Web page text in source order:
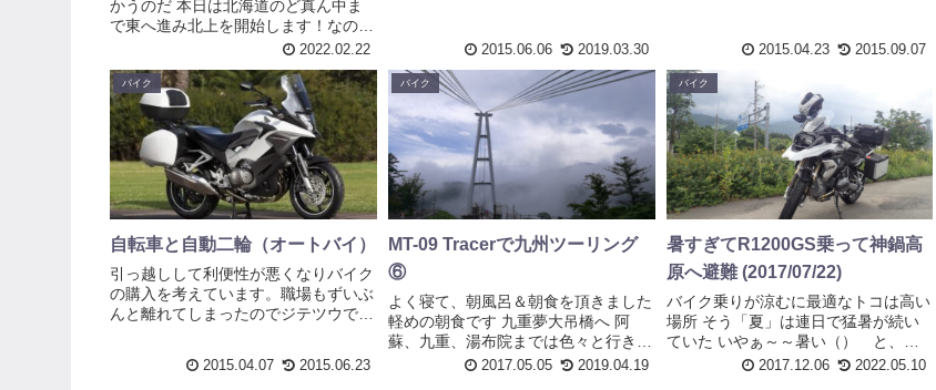
かうのだ 本日は北海道のど真ん中ま
で東へ進み北上を開始します！なので
前半はほぼ高速道路移動する形になり
い。 北海道とはいえ７月中旬、当然
温かいと思っていたのですが曇ってき
て少...
2022.02.22 2015.06.06 2019.03.30 2015.04.23 2015.09.07
バイク
自転車と自動二輪（オートバイ）
引っ越しして利便性が悪くなりバイク
の購入を考えています。職場もずいぶ
んと離れてしまったのでジテツウで帰
車はジテツウと休日に走りに行くだけ
2015.04.07 2015.06.23
バイク
MT-09 Tracerで九州ツーリング
⑥
よく寝て、朝風呂＆朝食を頂きました
軽めの朝食です 九重夢大吊橋へ 阿
蘇、九重、湯布院までは色々と行きた
い所が沢山あったのですが、今日は生
2017.05.05 2019.04.19
バイク
暑すぎてR1200GS乗って神鍋高
原へ避難 (2017/07/22)
バイク乗りが涼むに最適なトコは高い
場所 そう「夏」は連日で猛暑が続い
ていた いやぁ～～暑い（） と、こ
の日はふと思ったんだ、という事で高
2017.12.06 2022.05.10